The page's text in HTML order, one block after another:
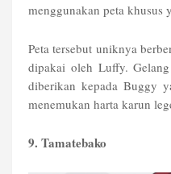
menggunakan peta khusus
Peta tersebut uniknya
dipakai oleh Luffy.
diberikan kepada Buggy
menemukan harta karun
9. Tamatebako